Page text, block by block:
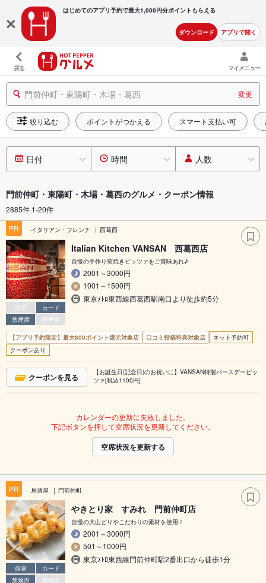
はじめてのアプリ予約で最大1,000円分ポイントもらえる
ダウンロード アプリで開く
戻る マイメニュー
門前仲町・東陽町・木場・葛西 変更
絞り込む ポイントがつかえる スマート支払い可
日付 時間 人数
門前仲町・東陽町・木場・葛西のグルメ・クーポン情報
2885件 1-20件
PR
イタリアン・フレンチ 西葛西
個室
カード
禁煙席
喫煙席
Italian Kitchen VANSAN 西葛西店
自慢の手作り窯焼きピッツァをご賞味あれ♪
2001～3000円
1001～1500円
東京ﾒﾄﾛ東西線西葛西駅南口より徒歩約5分
【アプリ予約限定】最大800ポイント還元対象店 口コミ投稿特典対象店
ネット予約可
クーポンあり
クーポンを見る
【お誕生日(記念日)のお祝いに】VANSAN特製バースデーピッ
ツァ[税込1100円]
カレンダーの更新に失敗しました。
下記ボタンを押して空席状況を更新してください。
空席状況を更新する
PR 居酒屋 門前仲町
個室
カード
禁煙席
喫煙席
やきとり家 すみれ 門前仲町店
自慢の大山どりやこだわりの素材を使用！
2001～3000円
501～1000円
東京ﾒﾄﾛ東西線門前仲町駅2番出口から徒歩1分